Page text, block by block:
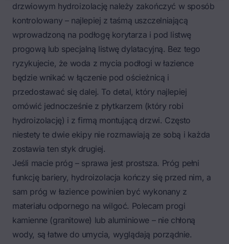
drzwiowym hydroizolację należy zakończyć w sposób
kontrolowany – najlepiej z taśmą uszczelniającą
wprowadzoną na podłogę korytarza i pod listwę
progową lub specjalną listwę dylatacyjną. Bez tego
ryzykujecie, że woda z mycia podłogi w łazience
będzie wnikać w łączenie pod ościeżnicą i
przedostawać się dalej. To detal, który najlepiej
omówić jednocześnie z płytkarzem (który robi
hydroizolację) i z firmą montującą drzwi. Często
niestety te dwie ekipy nie rozmawiają ze sobą i każda
zostawia ten styk drugiej.
Jeśli macie próg – sprawa jest prostsza. Próg pełni
funkcję bariery, hydroizolacja kończy się przed nim, a
sam próg w łazience powinien być wykonany z
materiału odpornego na wilgoć. Polecam progi
kamienne (granitowe) lub aluminiowe – nie chłoną
wody, są łatwe do umycia, wyglądają porządnie.